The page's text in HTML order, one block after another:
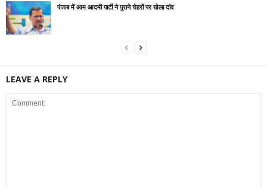
पंजाब में आम आदमी पार्टी ने पुराने चेहरों पर खेला दांव
LEAVE A REPLY